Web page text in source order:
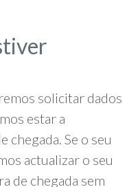
solicitar dados
estar a
Se o seu
actualizar o seu
de chegada sem